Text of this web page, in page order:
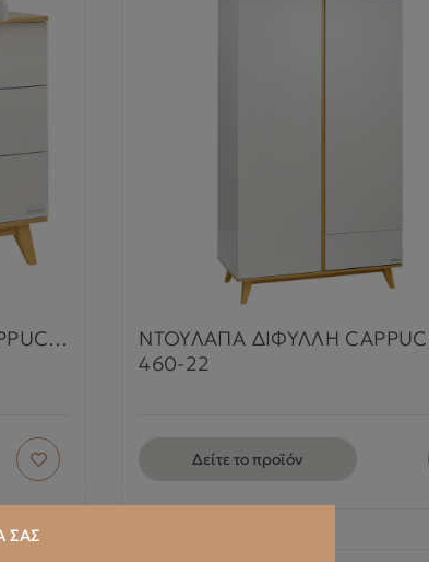
ΣΥΡΤΑΡΙΕΡΑ-ΑΛΛΑΞΙΕΡΑ CAPPUCCINO
ΝΤΟΥΛΑΠΑ ΔΙΦΥΛΛΗ
460-22
Δείτε το προϊόν
ΣΑΣ